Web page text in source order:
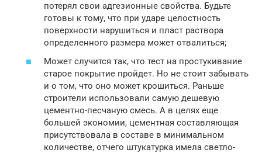
потерял свои адгезионные свойства. Будьте
готовы к тому, что при ударе целостность
поверхности нарушиться и пласт раствора
определенного размера может отвалиться;
Может случится так, что тест на простукивание
старое покрытие пройдет. Но не стоит забывать
и о том, что оно может крошиться. Раньше
строители использовали самую дешевую
цементно-песчаную смесь. А в целях еще
большей экономии, цементная составляющая
присутствовала в составе в минимальном
количестве, отчего штукатурка имела светло-